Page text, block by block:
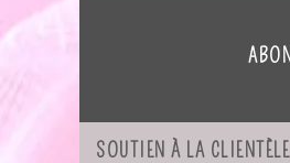
SOUTIEN À LA CLIENTÈLE